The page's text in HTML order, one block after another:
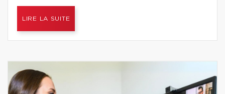
LIRE LA SUITE